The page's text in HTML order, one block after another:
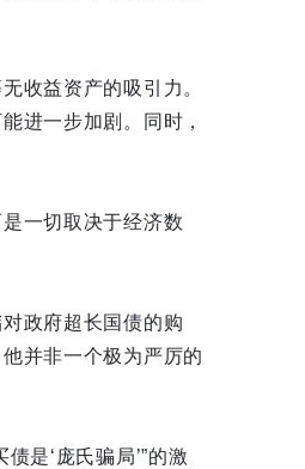
收益资产的吸引力。
进一步加剧。同时，
一切取决于经济数
政府超长国债的购
并非一个极为严厉的
是‘庞氏骗局’”的激